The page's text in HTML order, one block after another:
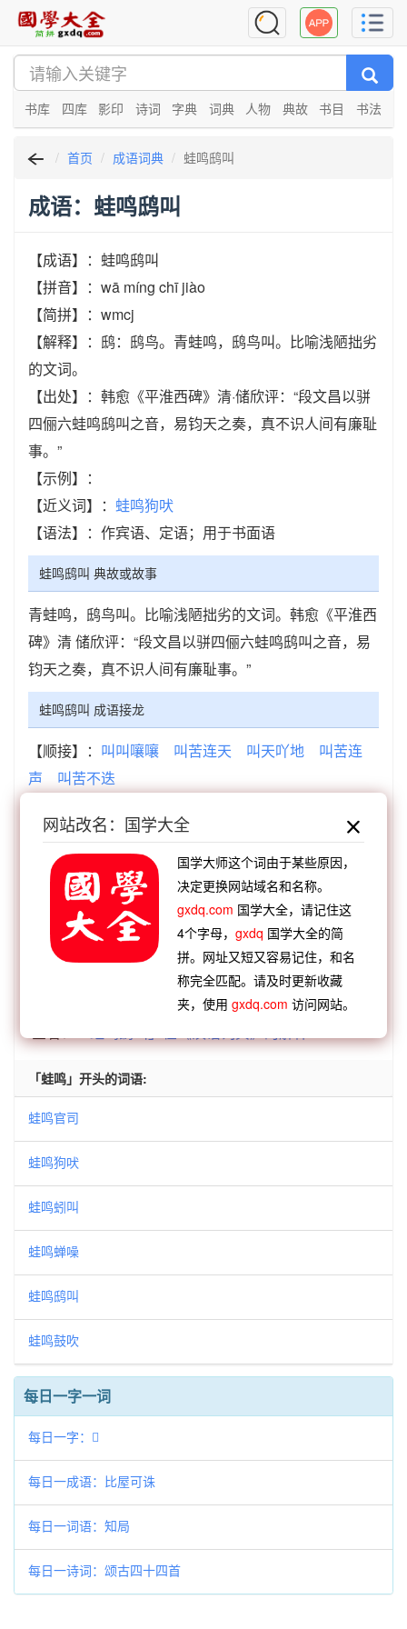
书库 四库 影印 诗词 字典 词典 人物 典故 书目 书法
首页 成语词典 蛙鸣鸱叫
成语：蛙鸣鸱叫
【成语】：蛙鸣鸱叫
【拼音】：wā míng chī jiào
【简拼】：wmcj
【解释】：鸱：鸱鸟。青蛙鸣，鸱鸟叫。比喻浅陋拙劣
的文词。
【出处】：韩愈《平淮西碑》清·储欣评：“段文昌以骈
四俪六蛙鸣鸱叫之音，易钧天之奏，真不识人间有廉耻
事。”
【示例】：
【近义词】： 蛙鸣狗吠
【语法】：作宾语、定语；用于书面语
蛙鸣鸱叫 典故或故事
青蛙鸣，鸱鸟叫。比喻浅陋拙劣的文词。韩愈《平淮西
碑》清 储欣评：“段文昌以骈四俪六蛙鸣鸱叫之音，易
钧天之奏，真不识人间有廉耻事。”
蛙鸣鸱叫 成语接龙
【顺接】： 叫叫嚷嚷 叫苦连天 叫天吖地
叫苦连
声
叫苦不迭
大喊大叫 狼号鬼叫
【逆接】：鼓奏鸣蛙 越王轼蛙 一部鸣蛙
坎井之
晋惠闻蛙 井底鸣蛙 埳井之蛙
云龙井蛙
【逆接】：
蛙鸣鼓吹 蛙鸣狗吠 蛙音闰位
蛙鸣蝉
蛙鸣鸱叫 蛙蟆胜负 蛙鸣蚓叫 蛙鸣官司
「蛙鸣鸱叫」的典故、蛙鸣鸱叫成语故事
「蛙鸣」开头的词语:
蛙鸣官司
蛙鸣狗吠
蛙鸣蚓叫
蛙鸣蝉噪
蛙鸣鸱叫
蛙鸣鼓吹
每日一字一词
每日一字：𠬸
每日一成语：比屋可诛
每日一词语：知局
每日一诗词：颂古四十四首
网站改名：国学大全
国学大师这个词由于某些原因，
决定更换网站域名和名称。
gxdq.com 国学大全，请记住这
4个字母，gxdq 国学大全的简
拼。网址又短又容易记住，和名
称完全匹配。请及时更新收藏
夹，使用gxdq.com 访问网站。